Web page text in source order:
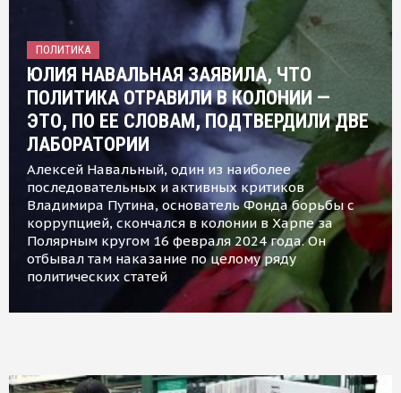
ПОЛИТИКА
ЮЛИЯ НАВАЛЬНАЯ ЗАЯВИЛА, ЧТО
ПОЛИТИКА ОТРАВИЛИ В КОЛОНИИ —
ЭТО, ПО ЕЕ СЛОВАМ, ПОДТВЕРДИЛИ ДВЕ
ЛАБОРАТОРИИ
Алексей Навальный, один из наиболее
последовательных и активных критиков
Владимира Путина, основатель Фонда борьбы с
коррупцией, скончался в колонии в Харпе за
Полярным кругом 16 февраля 2024 года. Он
отбывал там наказание по целому ряду
политических статей